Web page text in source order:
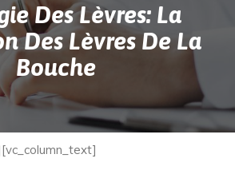
Des Lèvres: La
Des Lèvres De La
Bouche